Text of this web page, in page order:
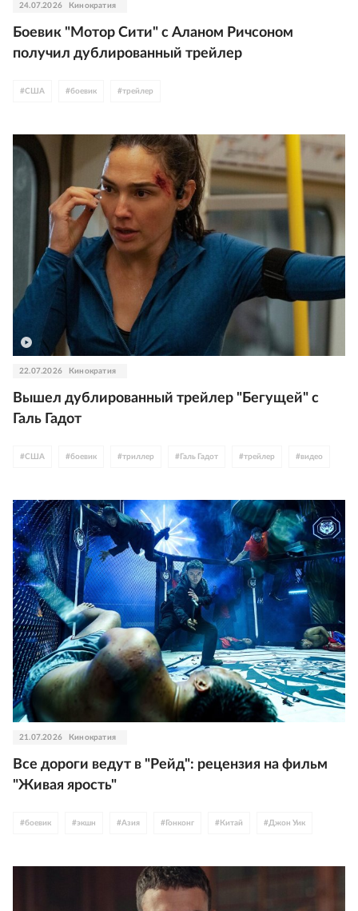
24.07.2026 Кинократия
Боевик "Мотор Сити" с Аланом Ричсоном
получил дублированный трейлер
#США #боевик #трейлер
22.07.2026 Кинократия
Вышел дублированный трейлер "Бегущей" с
Галь Гадот
#США #боевик #триллер # Галь Гадот #трейлер #видео
21.07.2026 Кинократия
Все дороги ведут в "Рейд": рецензия на фильм
"Живая ярость"
#боевик #экшн #Азия # Гонконг # Китай # Джон Уик